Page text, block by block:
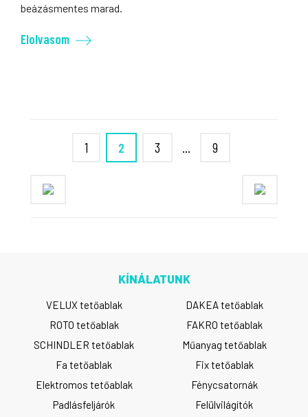
beázásmentes marad.
Elolvasom
1 2 3 … 9
KÍNÁLATUNK
VELUX tetőablak
DAKEA tetőablak
ROTO tetőablak
FAKRO tetőablak
SCHINDLER tetőablak
Műanyag tetőablak
Fa tetőablak
Fix tetőablak
Elektromos tetőablak
Fénycsatornák
Padlásfeljárók
Felülvilágítók